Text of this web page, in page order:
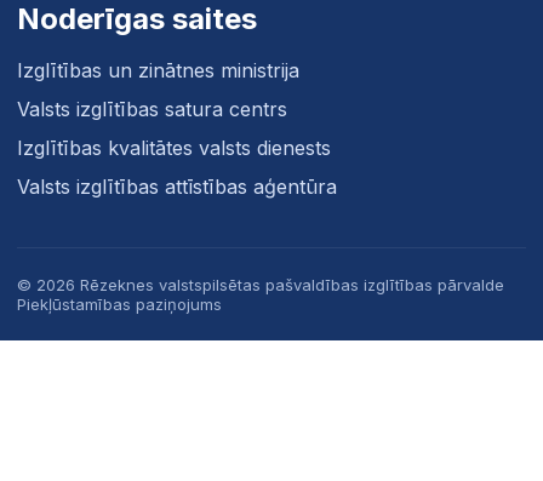
Noderīgas saites
Izglītības un zinātnes ministrija
Valsts izglītības satura centrs
Izglītības kvalitātes valsts dienests
Valsts izglītības attīstības aģentūra
© 2026 Rēzeknes valstspilsētas pašvaldības izglītības pārvalde
Piekļūstamības paziņojums